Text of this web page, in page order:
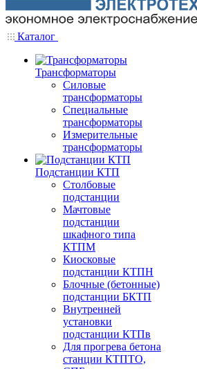
Каталог
Трансформаторы
Силовые
трансформаторы
Специальные
трансформаторы
Измерительные
трансформаторы
Подстанции КТП
Столбовые
подстанции
Мачтовые
подстанции
шкафного типа
КТПМ
Киосковые
подстанции КТПН
Блочные (бетонные)
подстанции БКТП
Внутренней
установки
подстанции КТПв
Для прогрева бетона
станции КТПТО,